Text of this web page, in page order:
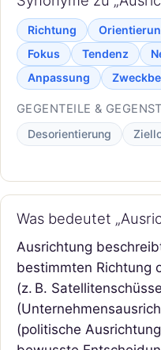
Richtung
Fokus
Tendenz
Anpassung
GEGENTEILE &
Desorientierung
Was bedeutet
Ausrichtung
bestimmten Richtung
(z. B.
(politische